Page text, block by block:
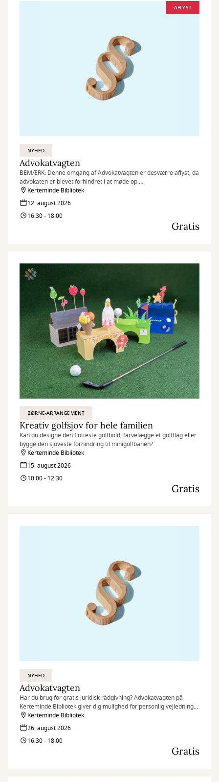
AFLYST
NYHED
Advokatvagten
BEMÆRK: Denne omgang af Advokatvagten er desværre aflyst, da
advokaten er blevet forhindret i at møde op.
Har du tid den følgende dag, er du velkommen til at kontakte
Kerteminde Bibliotekerne, så hjælper vi dig med at booke en ny
tid.
Kerteminde Bibliotek
12. august 2026
16:30 - 18:00
Gratis
BØRNE-ARRANGEMENT
Kreativ golfsjov for hele familien
Kan du designe den flotteste golfbold, farvelægge et golfflag eller
bygge den sjoveste forhindring til minigolfbanen?
Kerteminde Bibliotek
15. august 2026
10:00 - 12:30
Gratis
NYHED
Advokatvagten
Har du brug for gratis juridisk rådgivning? Advokatvagten på
Kerteminde Bibliotek giver dig mulighed for personlig vejledning
af en frivillig advokat – hurtigt, nemt og uden omkostninger.
Kerteminde Bibliotek
26. august 2026
16:30 - 18:00
Gratis